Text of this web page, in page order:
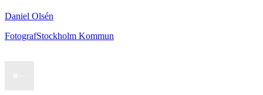
Daniel Olsén
FotografStockholm Kommun